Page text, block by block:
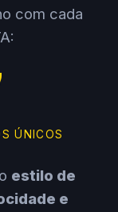
com cada
ÚNICOS
estilo de
e